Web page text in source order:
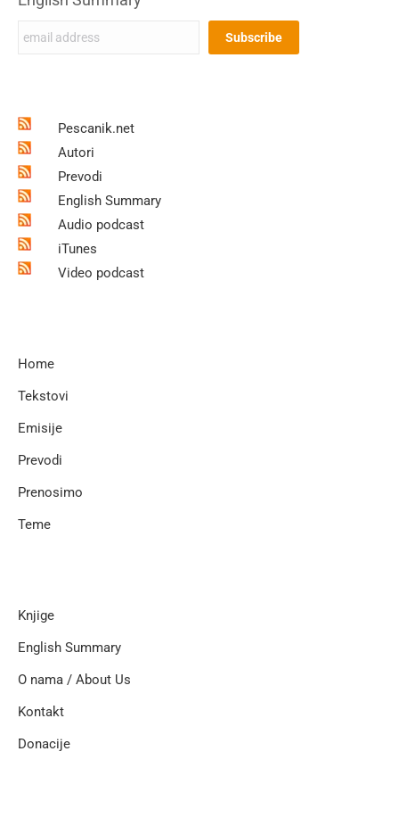
Pescanik.net
Autori
Prevodi
English Summary
Audio podcast
iTunes
Video podcast
Home
Tekstovi
Emisije
Prevodi
Prenosimo
Teme
Knjige
English Summary
O nama / About Us
Kontakt
Donacije